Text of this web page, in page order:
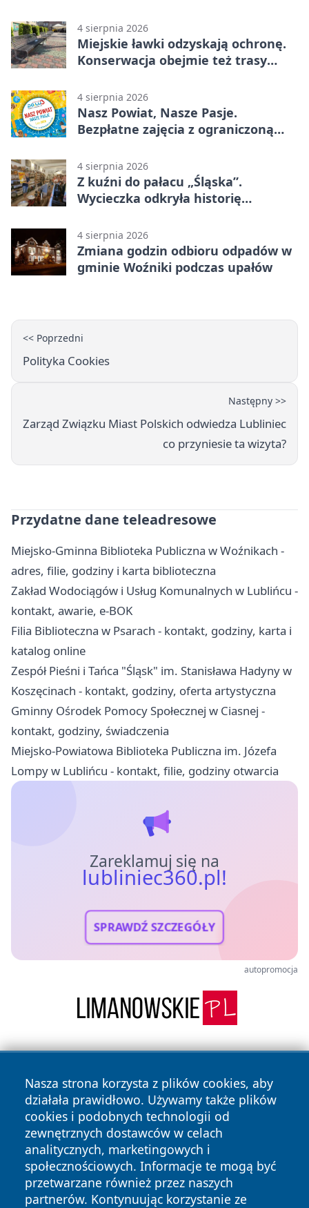
4 sierpnia 2026
Miejskie ławki odzyskają ochronę.
Konserwacja obejmie też trasy
4 sierpnia 2026
Nasz Powiat, Nasze Pasje.
Bezpłatne zajęcia z ograniczoną
4 sierpnia 2026
Z kuźni do pałacu „Śląska”.
Wycieczka odkryła historię
4 sierpnia 2026
Zmiana godzin odbioru odpadów w
gminie Woźniki podczas upałów
<< Poprzedni
Polityka Cookies
Następny >>
Zarząd Związku Miast Polskich odwiedza Lubliniec
co przyniesie ta wizyta?
Przydatne dane teleadresowe
Miejsko-Gminna Biblioteka Publiczna w Woźnikach -
adres, filie, godziny i karta biblioteczna
Zakład Wodociągów i Usług Komunalnych w Lublińcu -
kontakt, awarie, e-BOK
Filia Biblioteczna w Psarach - kontakt, godziny, karta i
katalog online
Zespół Pieśni i Tańca "Śląsk" im. Stanisława Hadyny w
Koszęcinach - kontakt, godziny, oferta artystyczna
Gminny Ośrodek Pomocy Społecznej w Ciasnej -
kontakt, godziny, świadczenia
Miejsko-Powiatowa Biblioteka Publiczna im. Józefa
Lompy w Lublińcu - kontakt, filie, godziny otwarcia
Zareklamuj się na
lubliniec360.pl!
SPRAWDŹ SZCZEGÓŁY
autopromocja
Nasza strona korzysta z plików cookies, aby
działała prawidłowo. Używamy także plików
cookies i podobnych technologii od
zewnętrznych dostawców w celach
analitycznych, marketingowych i
społecznościowych. Informacje te mogą być
przetwarzane również przez naszych
partnerów. Kontynuując korzystanie ze
Copyright © 2026 lubliniec360.pl Wszystkie prawa
zastrzeżone.
Polityka Polityka